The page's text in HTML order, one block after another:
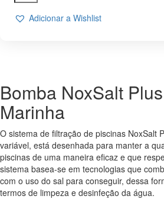
FILTRAÇÃO
NOXSALT
MAR
Adicionar a Wishlist
Bomba NoxSalt
Marinha
O sistema de filtração de piscinas NoxSalt
variável, está desenhada para manter a
piscinas de uma maneira eficaz e que
sistema basea-se em tecnologias que
com o uso do sal para conseguir, dessa
termos de limpeza e desinfeção da água.